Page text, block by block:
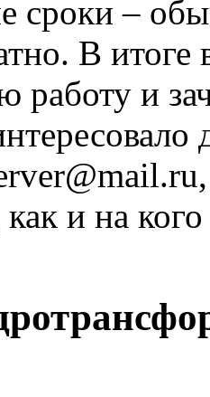
сроки –
В итоге
работу и
и на